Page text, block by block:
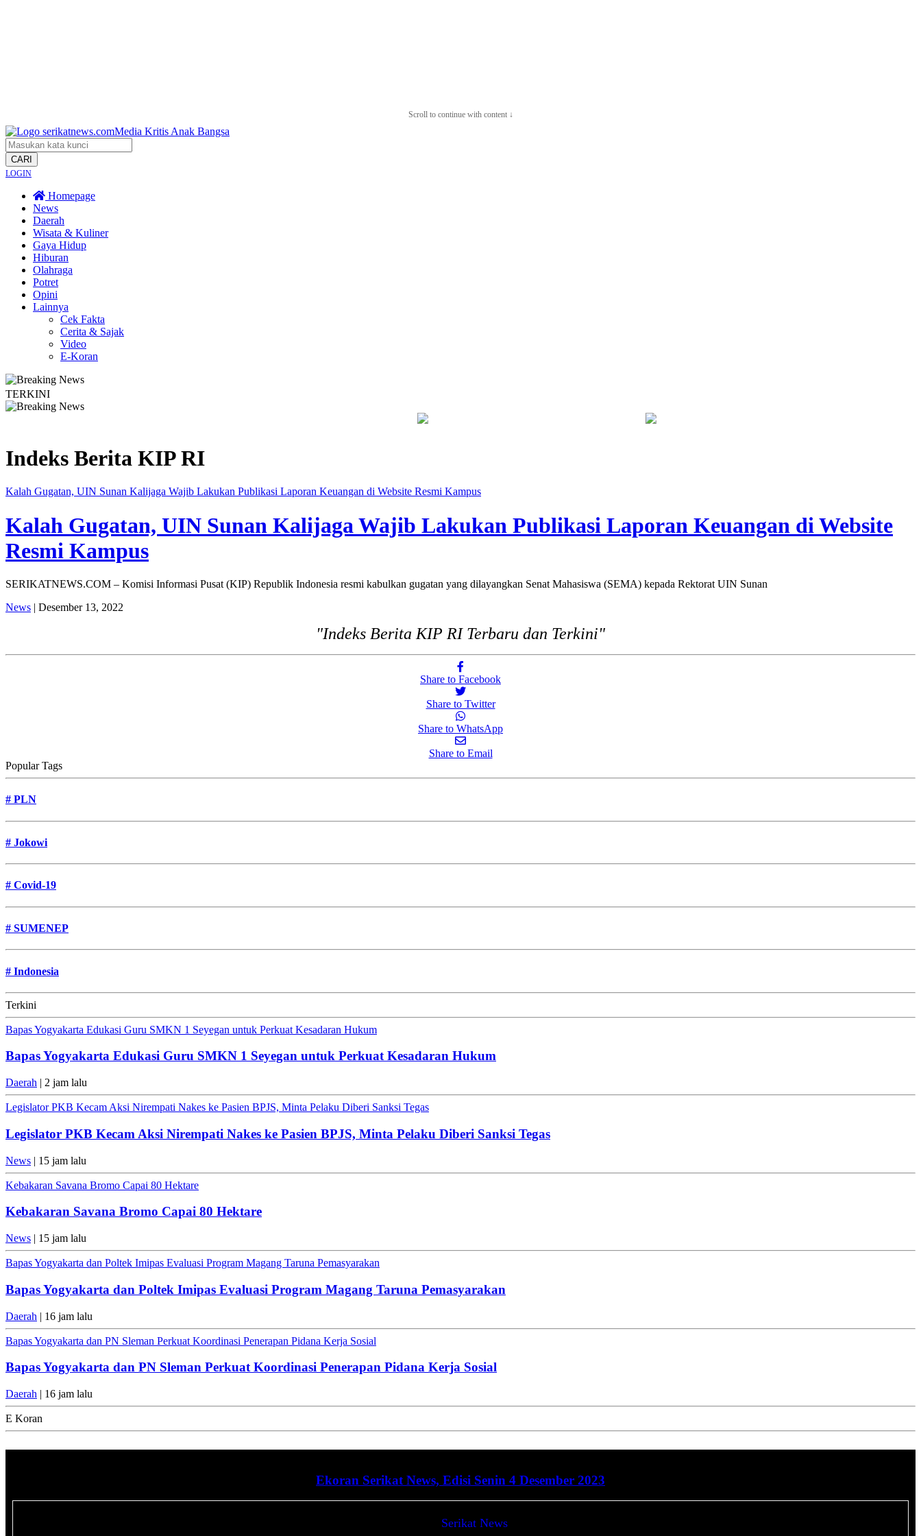
Scroll to continue with content ↓
CARI
LOGIN
Homepage
News
Daerah
Wisata & Kuliner
Gaya Hidup
Hiburan
Olahraga
Potret
Opini
Lainnya
Cek Fakta
Cerita & Sajak
Video
E-Koran
TERKINI
Kebakaran Savana Bromo Capai 80 Hektare Bapas Yogyakarta dan Poltek Imipas Evaluasi Program Magang
Indeks Berita KIP RI
Kalah Gugatan, UIN Sunan Kalijaga Wajib Lakukan Publikasi Laporan Keuangan di Website Resmi Kampus
Kalah Gugatan, UIN Sunan Kalijaga Wajib Lakukan Publikasi Laporan Keuangan di Website
Resmi Kampus
SERIKATNEWS.COM – Komisi Informasi Pusat (KIP) Republik Indonesia resmi kabulkan gugatan yang dilayangkan Senat Mahasiswa (SEMA) kepada Rektorat UIN Sunan
News | Desember 13, 2022
"Indeks Berita KIP RI Terbaru dan Terkini"
Share to Facebook
Share to Twitter
Share to WhatsApp
Share to Email
Popular Tags
# PLN
# Jokowi
# Covid-19
# SUMENEP
# Indonesia
Terkini
Bapas Yogyakarta Edukasi Guru SMKN 1 Seyegan untuk Perkuat Kesadaran Hukum
Bapas Yogyakarta Edukasi Guru SMKN 1 Seyegan untuk Perkuat Kesadaran Hukum
Daerah | 2 jam lalu
Legislator PKB Kecam Aksi Nirempati Nakes ke Pasien BPJS, Minta Pelaku Diberi Sanksi Tegas
Legislator PKB Kecam Aksi Nirempati Nakes ke Pasien BPJS, Minta Pelaku Diberi Sanksi Tegas
News | 15 jam lalu
Kebakaran Savana Bromo Capai 80 Hektare
Kebakaran Savana Bromo Capai 80 Hektare
News | 15 jam lalu
Bapas Yogyakarta dan Poltek Imipas Evaluasi Program Magang Taruna Pemasyarakan
Bapas Yogyakarta dan Poltek Imipas Evaluasi Program Magang Taruna Pemasyarakan
Daerah | 16 jam lalu
Bapas Yogyakarta dan PN Sleman Perkuat Koordinasi Penerapan Pidana Kerja Sosial
Bapas Yogyakarta dan PN Sleman Perkuat Koordinasi Penerapan Pidana Kerja Sosial
Daerah | 16 jam lalu
E Koran
Ekoran Serikat News, Edisi Senin 4 Desember 2023
Serikat News